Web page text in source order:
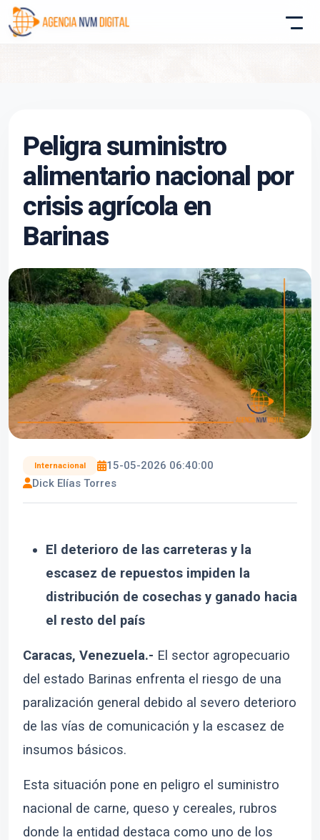
Peligra suministro
alimentario nacional por
crisis agrícola en
Barinas
Internacional
15-05-2026 06:40:00
Dick Elías Torres
El deterioro de las carreteras y la
escasez de repuestos impiden la
distribución de cosechas y ganado hacia
el resto del país
Caracas, Venezuela.- El sector agropecuario
del estado Barinas enfrenta el riesgo de una
paralización general debido al severo deterioro
de las vías de comunicación y la escasez de
insumos básicos.
Esta situación pone en peligro el suministro
nacional de carne, queso y cereales, rubros
donde la entidad destaca como uno de los
Asistente conectado